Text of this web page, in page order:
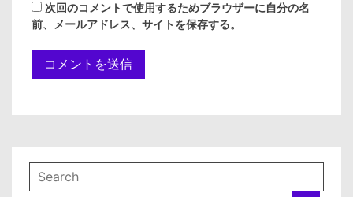
次回のコメントで使用するためブラウザーに自分の名
前、メールアドレス、サイトを保存する。